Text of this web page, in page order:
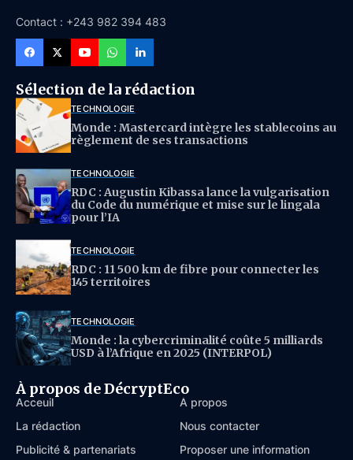
Contact : +243 982 394 483
Sélection de la rédaction
TECHNOLOGIE
Monde : Mastercard intègre les stablecoins au
règlement de ses transactions
TECHNOLOGIE
RDC : Augustin Kibassa lance la vulgarisation
du Code du numérique et mise sur le lingala
pour l’IA
TECHNOLOGIE
RDC : 11 500 km de fibre pour connecter les
145 territoires
TECHNOLOGIE
Monde : la cybercriminalité coûte 5 milliards
USD à l’Afrique en 2025 (INTERPOL)
À propos de DécryptEco
Acceuil
À propos
La rédaction
Nous contacter
Publicité & partenariats
Proposer une information